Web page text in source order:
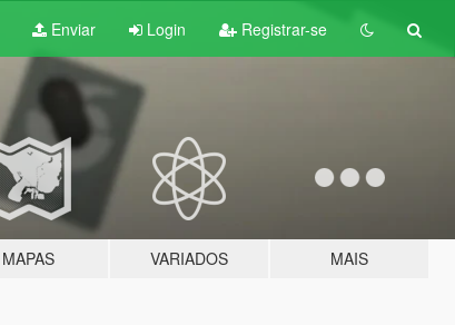
Enviar Login Registrar-se
MAPAS VARIADOS MAIS